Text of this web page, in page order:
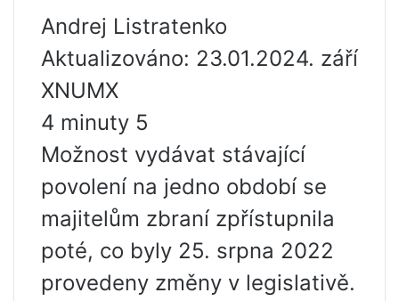
Andrej Listratenko
Aktualizováno: 23.01.2024. září
XNUMX
4 minuty 5
Možnost vydávat stávající
povolení na jedno období se
majitelům zbraní zpřístupnila
poté, co byly 25. srpna 2022
provedeny změny v legislativě.